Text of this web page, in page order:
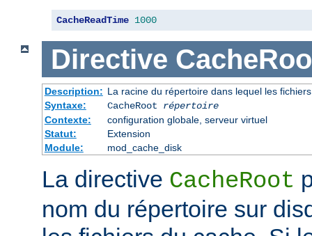
CacheReadTime 1000
Directive
Description: La racine du répertoire dans lequel les
Syntaxe:
CacheRoot répertoire
Contexte:
configuration globale, serveur virtuel
Statut:
Extension
Module:
mod_cache_disk
La directive CacheRoot
nom du répertoire sur